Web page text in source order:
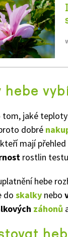
hebe
jaké
dobré
mají
rostlin
hebe
do skalky nebo
záhonů